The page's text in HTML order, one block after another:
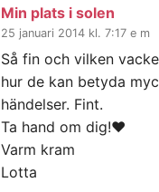
Min plats i solen
25 januari 2014 kl. 7:17 e m
Så fin och vilken
hur de kan betyda
händelser. Fint.
Ta hand om dig!♥
Varm kram
Lotta